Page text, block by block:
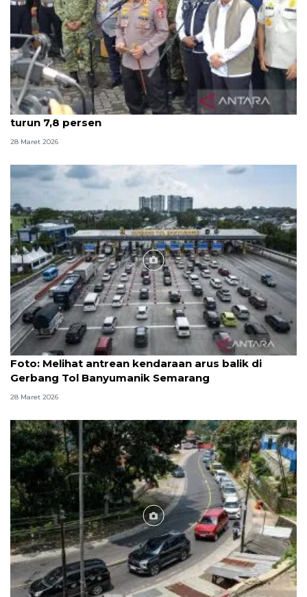
Kapolri: Puncak arus balik terlewati, kecelakaan
turun 7,8 persen
28 Maret 2026
Foto
Foto: Melihat antrean kendaraan arus balik di
Gerbang Tol Banyumanik Semarang
28 Maret 2026